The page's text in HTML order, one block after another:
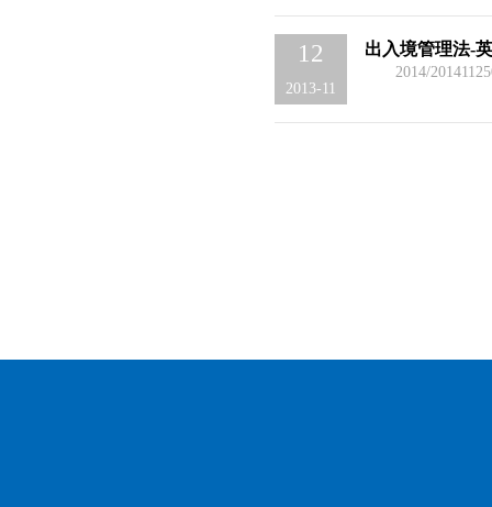
12
2013-11
出入境管理法-
2014/